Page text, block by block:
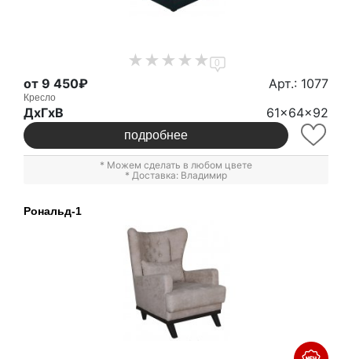
0
от 9 450₽ Арт.: 1077
Кресло
ДxГxВ 61x64x92
подробнее
* Можем сделать в любом цвете
* Доставка: Владимир
Рональд-1